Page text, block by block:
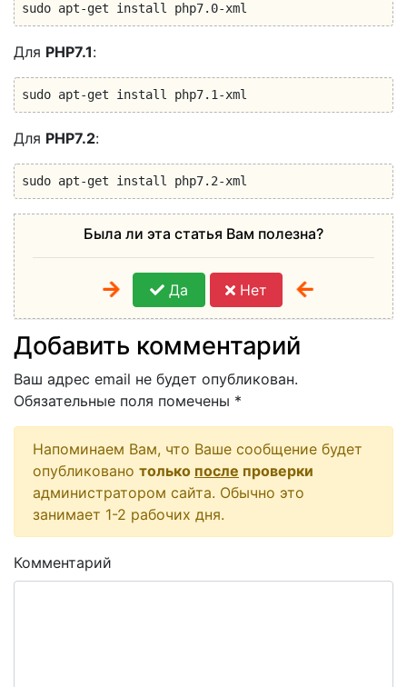
sudo apt-get install php7.0-xml
Для PHP7.1:
sudo apt-get install php7.1-xml
Для PHP7.2:
sudo apt-get install php7.2-xml
Была ли эта статья Вам полезна?
Да Нет
Добавить комментарий
Ваш адрес email не будет опубликован.
Обязательные поля помечены *
Напоминаем Вам, что Ваше сообщение будет
опубликовано только после проверки
администратором сайта. Обычно это
занимает 1-2 рабочих дня.
Комментарий